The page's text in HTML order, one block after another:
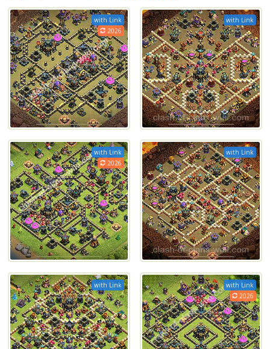
with Link
2026
with Link
with Link
2026
with Link
with Link
with Link
2026